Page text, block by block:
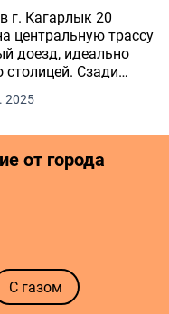
Кагарлык 20
столицей. Сзади
2025
от города
С газом